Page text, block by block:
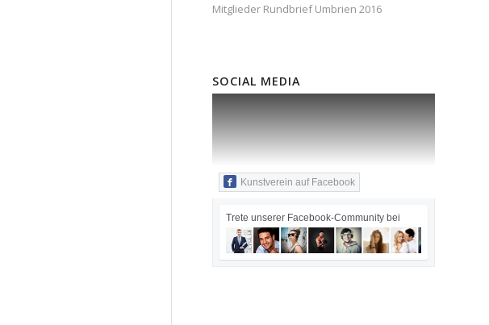
Mitglieder Rundbrief Umbrien 2016
SOCIAL MEDIA
Kunstverein auf Facebook
Trete unserer Facebook-Community bei